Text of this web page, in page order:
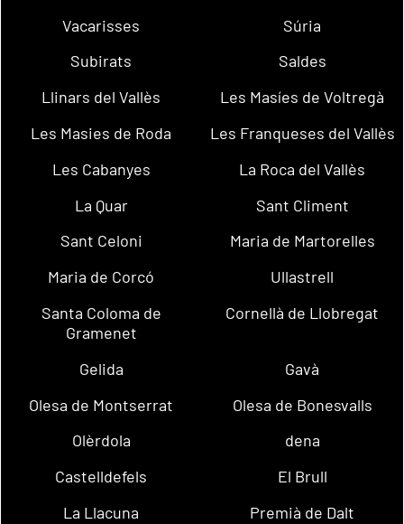
Vacarisses
Súria
Subirats
Saldes
Llinars del Vallès
Les Masíes de Voltregà
Les Masies de Roda
Les Franqueses del Vallès
Les Cabanyes
La Roca del Vallès
La Quar
Sant Climent
Sant Celoni
Maria de Martorelles
Maria de Corcó
Ullastrell
Santa Coloma de
Gramenet
Cornellà de Llobregat
Gelida
Gavà
Olesa de Montserrat
Olesa de Bonesvalls
Olèrdola
dena
Castelldefels
El Brull
La Llacuna
Premià de Dalt